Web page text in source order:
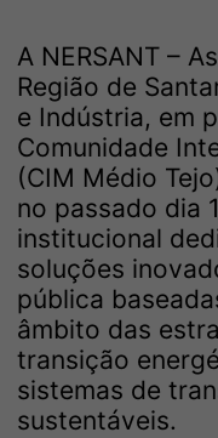
A NERSANT –
Região de
e Indústria, em
Comunidade
(CIM Médio
no passado dia
institucional
soluções
pública
âmbito das
transição
sistemas de
sustentáveis.